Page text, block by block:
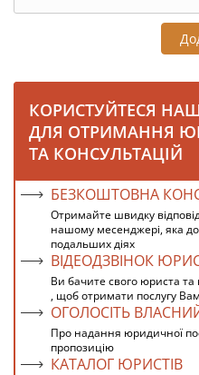
КОРИСТУЙТЕСЯ
ДЛЯ ОТРИМАННЯ
ТА КОНСУЛЬТАЦІЙ
БЕЗКОШТОВНА
Отримайте швидку
нашому месенджері, яка
подальших діях
ВІДЕОДЗВІНОК
Ви бачите свого юриста та
, щоб отримати послугу
ОГОЛОСІТЬ
Про надання юридичної
пропозицію
КАТАЛОГ ЮРИСТІВ